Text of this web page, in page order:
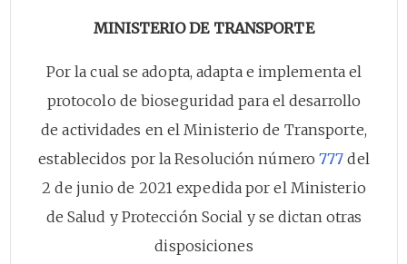
MINISTERIO DE TRANSPORTE
Por la cual se adopta, adapta e implementa el
protocolo de bioseguridad para el desarrollo
de actividades en el Ministerio de Transporte,
establecidos por la Resolución número777 del
2 de junio de 2021 expedida por el Ministerio
de Salud y Protección Social y se dictan otras
disposiciones